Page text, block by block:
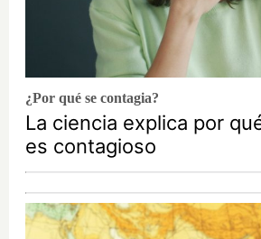
¿Por qué se contagia?
La ciencia explica por
es contagioso